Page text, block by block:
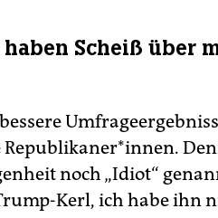
Scheiß über
Republikaner*innen.
noch „Idiot“
Kerl, ich habe ihn